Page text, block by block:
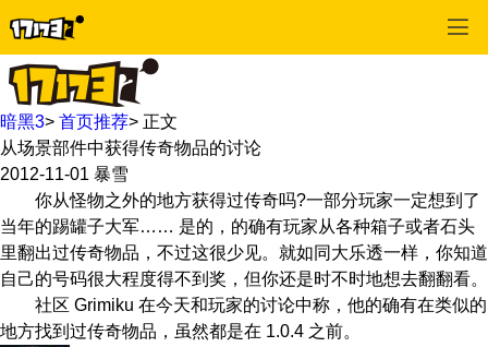
暗黑3> 首页推荐> 正文
从场景部件中获得传奇物品的讨论
2012-11-01 暴雪
你从怪物之外的地方获得过传奇吗?一部分玩家一定想到了
当年的踢罐子大军…… 是的，的确有玩家从各种箱子或者石头
里翻出过传奇物品，不过这很少见。就如同大乐透一样，你知道
自己的号码很大程度得不到奖，但你还是时不时地想去翻翻看。
社区 Grimiku 在今天和玩家的讨论中称，他的确有在类似的
地方找到过传奇物品，虽然都是在 1.0.4 之前。